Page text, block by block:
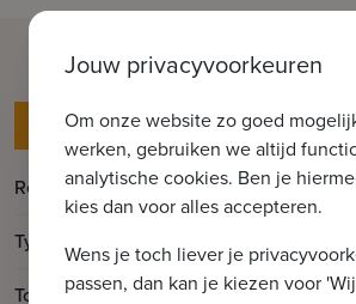
Gegevens
Referentie
SOUTH
Type
Totale oppervlakte
130m2
Jouw privacyvoorkeuren
Om onze website zo goed
werken, gebruiken we altijd
analytische cookies. Ben je
kies dan voor alles accepteren.
Wens je toch liever je
passen, dan kan je kiezen voor